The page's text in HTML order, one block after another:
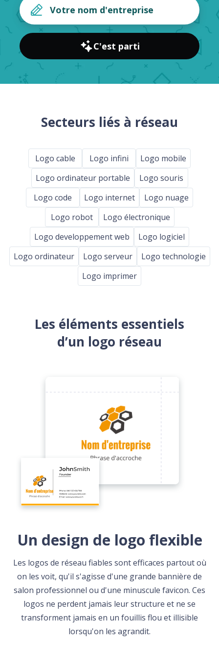
C'est parti
Secteurs liés à réseau
Logo cable Logo infini
Logo mobile
Logo ordinateur portable
Logo souris
Logo code
Logo internet
Logo nuage
Logo robot
Logo électronique
Logo developpement web
Logo logiciel
Logo ordinateur
Logo serveur
Logo technologie
Logo imprimer
Les éléments essentiels
d’un logo réseau
Un design de logo flexible
Les logos de réseau fiables sont efficaces partout où
on les voit, qu'il s'agisse d'une grande bannière de
salon professionnel ou d'une minuscule favicon. Ces
logos ne perdent jamais leur structure et ne se
transforment jamais en un fouillis flou et illisible
lorsqu'on les agrandit.